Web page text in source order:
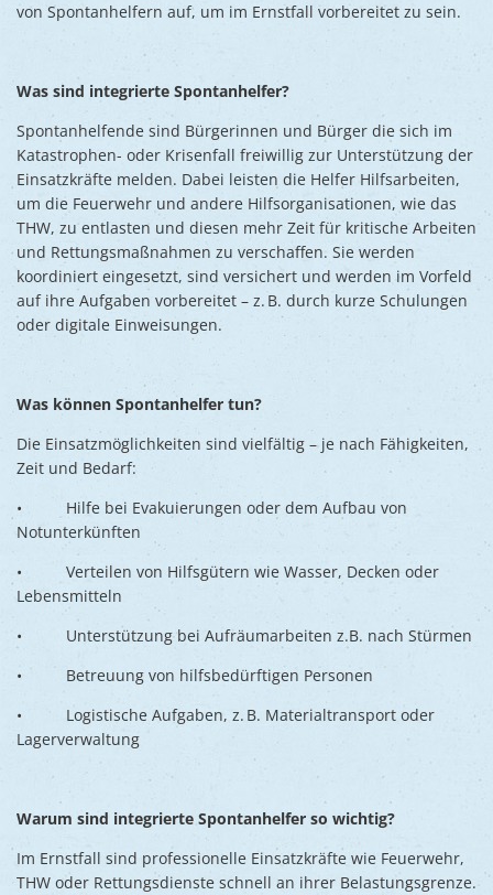
von Spontanhelfern auf, um im Ernstfall vorbereitet zu sein.
Was sind integrierte Spontanhelfer?
Spontanhelfende sind Bürgerinnen und Bürger die sich im
Katastrophen- oder Krisenfall freiwillig zur Unterstützung der
Einsatzkräfte melden. Dabei leisten die Helfer Hilfsarbeiten,
um die Feuerwehr und andere Hilfsorganisationen, wie das
THW, zu entlasten und diesen mehr Zeit für kritische Arbeiten
und Rettungsmaßnahmen zu verschaffen. Sie werden
koordiniert eingesetzt, sind versichert und werden im Vorfeld
auf ihre Aufgaben vorbereitet – z. B. durch kurze Schulungen
oder digitale Einweisungen.
Was können Spontanhelfer tun?
Die Einsatzmöglichkeiten sind vielfältig – je nach Fähigkeiten,
Zeit und Bedarf:
• Hilfe bei Evakuierungen oder dem Aufbau von
Notunterkünften
• Verteilen von Hilfsgütern wie Wasser, Decken oder
Lebensmitteln
• Unterstützung bei Aufräumarbeiten z.B. nach Stürmen
• Betreuung von hilfsbedürftigen Personen
• Logistische Aufgaben, z. B. Materialtransport oder
Lagerverwaltung
Warum sind integrierte Spontanhelfer so wichtig?
Im Ernstfall sind professionelle Einsatzkräfte wie Feuerwehr,
THW oder Rettungsdienste schnell an ihrer Belastungsgrenze.